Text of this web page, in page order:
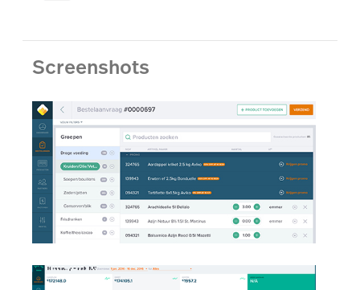
Screenshots